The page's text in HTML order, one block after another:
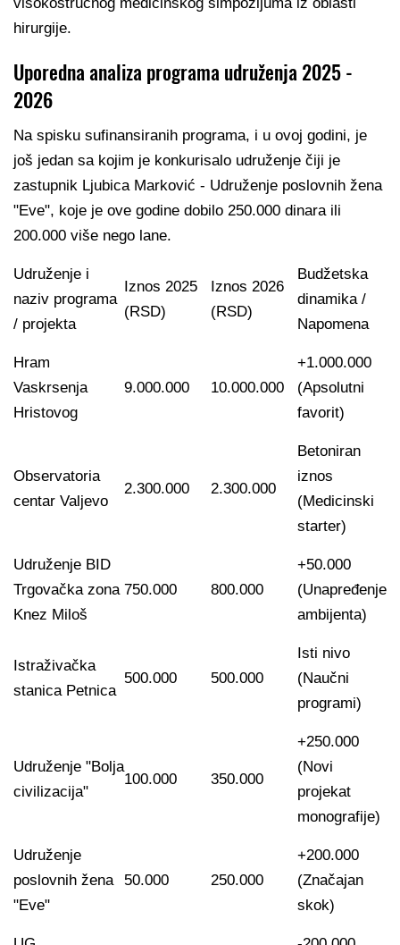
hirurgije.
Uporedna analiza programa udruženja 2025 -
2026
Na spisku sufinansiranih programa, i u ovoj godini, je
još jedan sa kojim je konkurisalo udruženje čiji je
zastupnik Ljubica Marković - Udruženje poslovnih žena
"Eve", koje je ove godine dobilo 250.000 dinara ili
200.000 više nego lane.
Udruženje i
naziv programa
/ projekta
Iznos 2025
(RSD)
Iznos 2026
(RSD)
Budžetska
dinamika /
Napomena
Hram
Vaskrsenja
Hristovog
9.000.000 10.000.000
+1.000.000
(Apsolutni
favorit)
Observatoria
centar Valjevo
2.300.000 2.300.000
Betoniran
iznos
(Medicinski
starter)
Udruženje BID
Trgovačka zona
Knez Miloš
750.000 800.000
+50.000
(Unapređenje
ambijenta)
Istraživačka
stanica Petnica
500.000 500.000
Isti nivo
(Naučni
programi)
Udruženje "Bolja
civilizacija"
100.000 350.000
+250.000
(Novi
projekat
monografije)
Udruženje
poslovnih žena
"Eve"
50.000 250.000
+200.000
(Značajan
skok)